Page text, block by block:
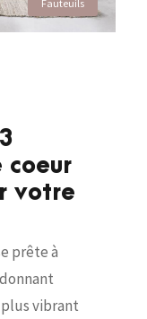
Fauteuils
coeur
votre
prête à
vibrant